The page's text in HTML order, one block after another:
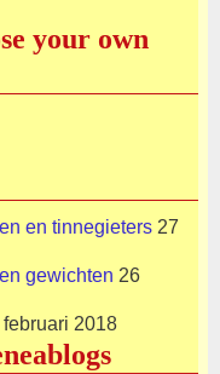
your own
en tinnegieters 27
gewichten 26
februari 2018